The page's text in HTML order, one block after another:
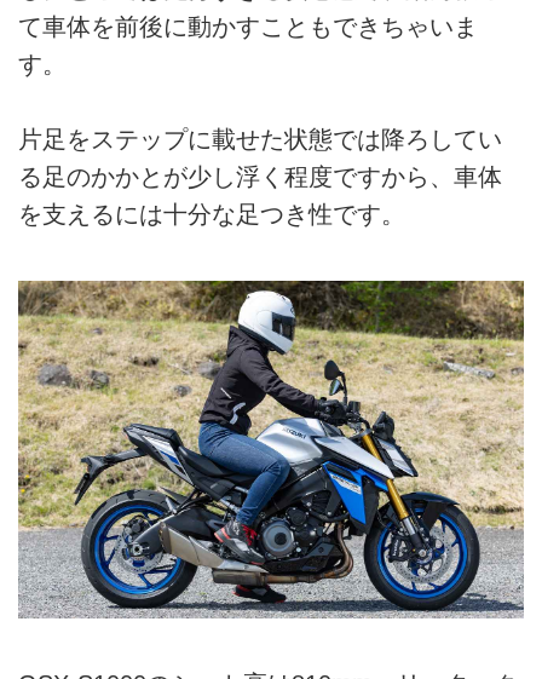
て車体を前後に動かすこともできちゃいま
す。
片足をステップに載せた状態では降ろしてい
る足のかかとが少し浮く程度ですから、車体
を支えるには十分な足つき性です。